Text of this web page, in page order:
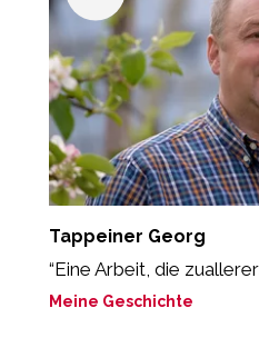
Tappeiner Georg
“Eine Arbeit, die
Meine Geschichte